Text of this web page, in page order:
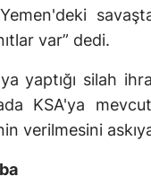
var” dedi.
yaptığı silah
KSA'ya
verilmesini askıya